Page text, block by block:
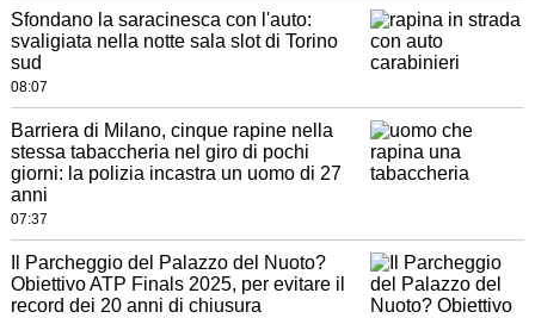
Sfondano la saracinesca con l'auto:
svaligiata nella notte sala slot di Torino
sud
08:07
Barriera di Milano, cinque rapine nella
stessa tabaccheria nel giro di pochi
giorni: la polizia incastra un uomo di 27
anni
07:37
Il Parcheggio del Palazzo del Nuoto?
Obiettivo ATP Finals 2025, per evitare il
record dei 20 anni di chiusura